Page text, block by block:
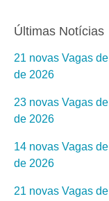
Últimas Notícias
21 novas Vagas
de 2026
23 novas Vagas
de 2026
14 novas Vagas
de 2026
21 novas Vagas